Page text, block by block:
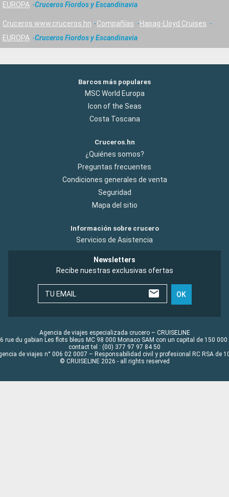
EUROPA
Cruceros Fiordos y Escandinavia
Cruceros www.cruceros.hn Compañías
Hapag-Lloyd Cruises
EUROPA
Cruceros Fiordos y Escandinavia
Barcos más populares
MSC World Europa
Icon of the Seas
Costa Toscana
Cruceros.hn
¿Quiénes somos?
Preguntas frecuentes
Condiciones generales de venta
Seguridad
Mapa del sitio
Información sobre crucero
Servicios de Asistencia
Newsletters
Recibe nuestras exclusivas ofertas
TU EMAIL OK
Agencia de viajes especializada crucero – CRUISELINE
rue du gabian Les flots bleus MC 98 000 Monaco SAM con un capital de 150 000
contact tel : (00) 377 97 97 84 50
de viajes n° 006 02 0007 – Responsabilidad civil y profesional RC RSA de
© CRUISELINE 2026 - all rights reserved